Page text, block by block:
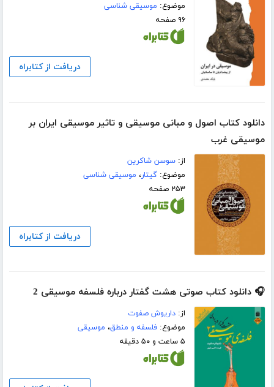
موضوع: موسیقی شناسی
۹۶ صفحه
دریافت از کتابراه
دانلود کتاب اصول و مبانی موسیقی و تاثیر موسیقی ایران بر
موسیقی غرب
از:سوسن شاکرین
موضوع:گیتار، موسیقی شناسی
۲۵۳ صفحه
دریافت از کتابراه
🎧 دانلود کتاب صوتی هشت گفتار درباره فلسفه موسیقی 2
از:داریوش صفوت
موضوع:فلسفه و منطق، موسیقی
۵ ساعت و ۵۰ دقیقه